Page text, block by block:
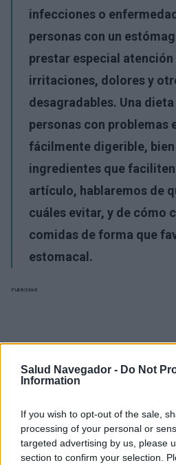
Salud Navegador - Do Not
Information
If you wish to opt-out of the sale,
processing of your personal or
targeted advertising by us, please
section to confirm your selection.
infecciones o
personas con un
prestar especial
irritaciones, dolores y
desagradables. Una
personas con problemas
fácilmente digerible,
ingredientes que
artículo, hablaremos de
cuáles evitar, y de cómo
comidas de forma que
estomacal.
Publicidad: